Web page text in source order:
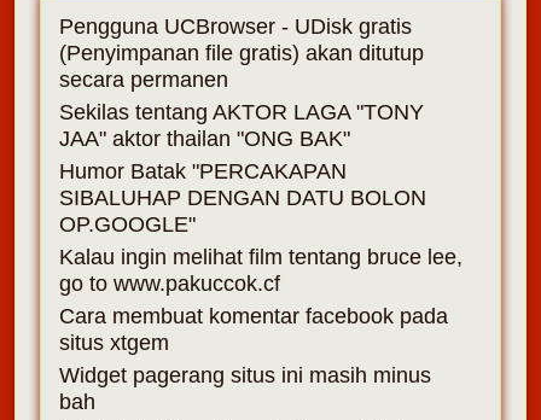
Pengguna UCBrowser - UDisk gratis
(Penyimpanan file gratis) akan ditutup
secara permanen
Sekilas tentang AKTOR LAGA "TONY
JAA" aktor thailan "ONG BAK"
Humor Batak "PERCAKAPAN
SIBALUHAP DENGAN DATU BOLON
OP.GOOGLE"
Kalau ingin melihat film tentang bruce lee,
go to www.pakuccok.cf
Cara membuat komentar facebook pada
situs xtgem
Widget pagerang situs ini masih minus
bah